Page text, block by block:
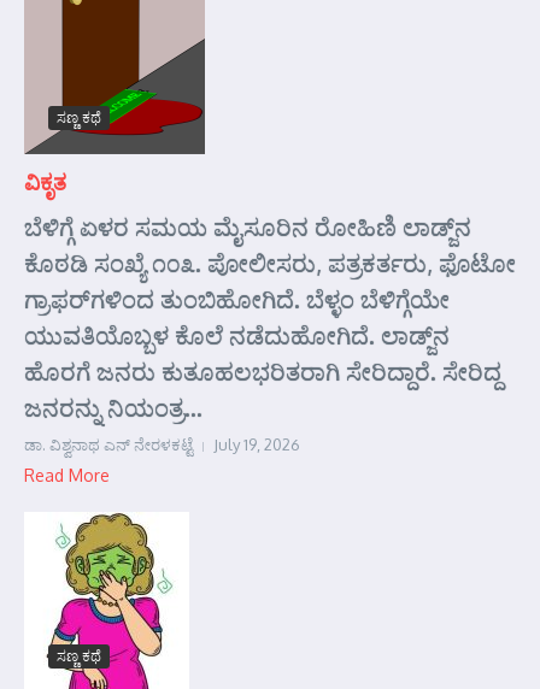
ಸಣ್ಣ ಕಥೆ
ವಿಕೃತ
ಬೆಳಿಗ್ಗೆ ಏಳರ ಸಮಯ ಮೈಸೂರಿನ ರೋಹಿಣಿ ಲಾಡ್ಜ್‌ನ
ಕೊಠಡಿ ಸಂಖ್ಯೆ ೧೦೩. ಪೋಲೀಸರು, ಪತ್ರಕರ್ತರು, ಫೊಟೋ
ಗ್ರಾಫರ್‌ಗಳಿಂದ ತುಂಬಿಹೋಗಿದೆ. ಬೆಳ್ಳಂ ಬೆಳಿಗ್ಗೆಯೇ
ಯುವತಿಯೊಬ್ಬಳ ಕೊಲೆ ನಡೆದುಹೋಗಿದೆ. ಲಾಡ್ಜ್‌ನ
ಹೊರಗೆ ಜನರು ಕುತೂಹಲಭರಿತರಾಗಿ ಸೇರಿದ್ದಾರೆ. ಸೇರಿದ್ದ
ಜನರನ್ನು ನಿಯಂತ್ರ...
ಡಾ. ವಿಶ್ವನಾಥ ಎನ್ ನೇರಳಕಟ್ಟೆ July 19, 2026
Read More
ಸಣ್ಣ ಕಥೆ